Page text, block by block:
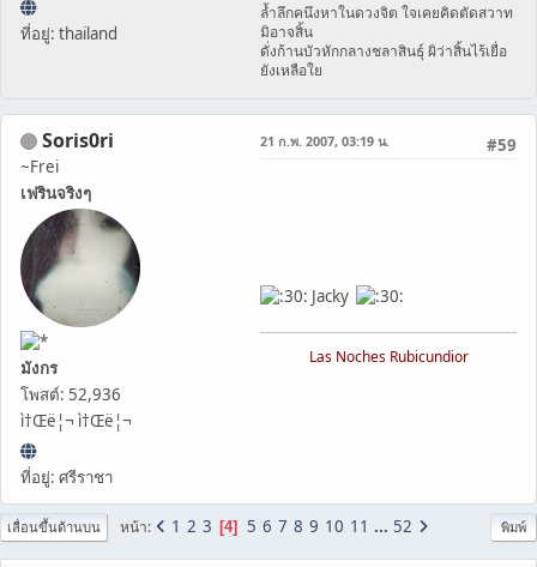
ที่อยู่: thailand
ล้ำลึกคนึงหาในดวงจิต ใจเคยคิดตัดสวาท
มิอาจสิ้น
ดั่งก้านบัวหักกลางชลาสินธุ์ ผิว่าสิ้นไร้เยื่อ
ยังเหลือใย
Soris0ri
~Frei
เฟรินจริงๆ
มังกร
โพสต์: 52,936
ì†Œë¦¬ ì†Œë¦¬
ที่อยู่: ศรีราชา
#59
21 ก.พ. 2007, 03:19 น.
Jacky
Las Noches Rubicundior
พิมพ์
เลื่อนขึ้นด้านบน หน้า 1 2 3 4 5 6 7 8 9 10 11 ... 52